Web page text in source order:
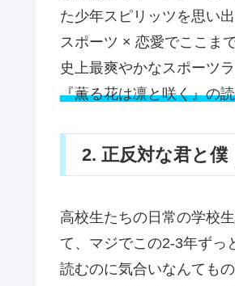
た少年スピリッツを思い
スポーツ × 恋愛でここま
史上最爽やかなスポーツ
『薫る花は凛と咲く』の
2. 正反対な君と僕
高校生たちの日常の学校
て、マジでこの2-3年ずっ
読むのに気合いなんても